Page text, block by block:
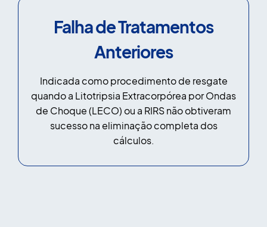
Falha de Tratamentos
Anteriores
Indicada como procedimento de resgate
quando a Litotripsia Extracorpórea por Ondas
de Choque (LECO) ou a RIRS não obtiveram
sucesso na eliminação completa dos
cálculos.